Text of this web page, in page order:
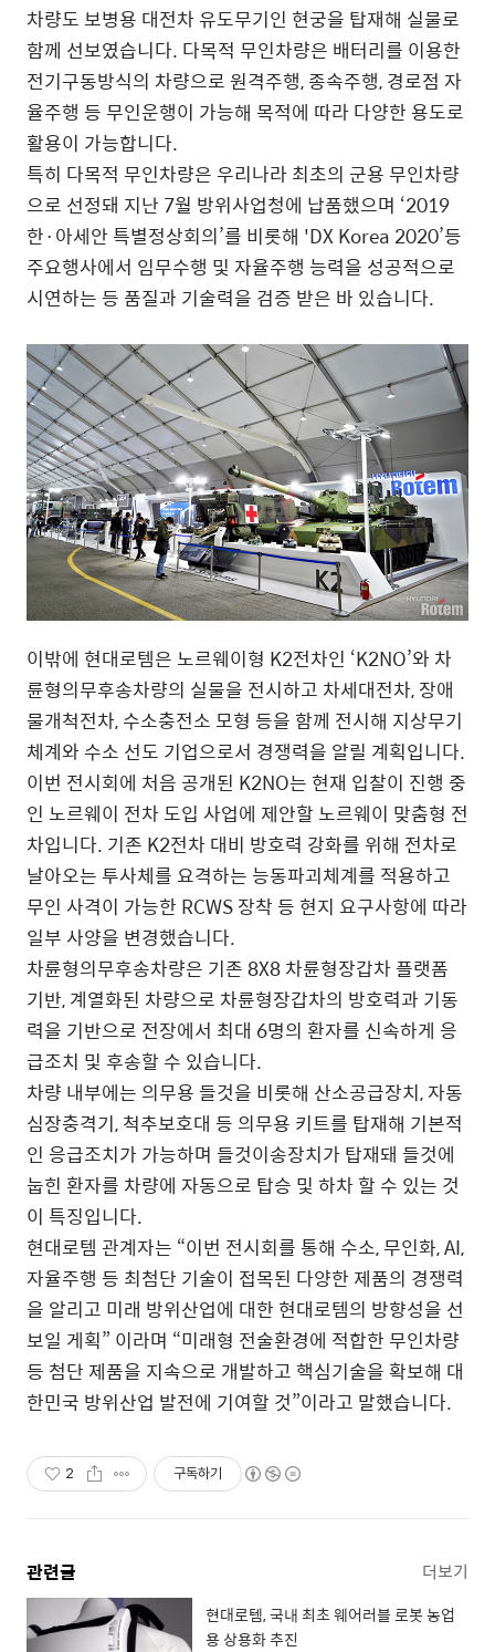
차량도 보병용 대전차 유도무기인 현궁을 탑재해 실물로
함께 선보였습니다. 다목적 무인차량은 배터리를 이용한
전기구동방식의 차량으로 원격주행, 종속주행, 경로점 자
율주행 등 무인운행이 가능해 목적에 따라 다양한 용도로
활용이 가능합니다.
특히 다목적 무인차량은 우리나라 최초의 군용 무인차량
으로 선정돼 지난 7월 방위사업청에 납품했으며 ‘2019
한·아세안 특별정상회의’를 비롯해 'DX Korea 2020’등
주요행사에서 임무수행 및 자율주행 능력을 성공적으로
시연하는 등 품질과 기술력을 검증 받은 바 있습니다.
이밖에 현대로템은 노르웨이형 K2전차인 ‘K2NO’와 차
륜형의무후송차량의 실물을 전시하고 차세대전차, 장애
물개척전차, 수소충전소 모형 등을 함께 전시해 지상무기
체계와 수소 선도 기업으로서 경쟁력을 알릴 계획입니다.
이번 전시회에 처음 공개된 K2NO는 현재 입찰이 진행 중
인 노르웨이 전차 도입 사업에 제안할 노르웨이 맞춤형 전
차입니다. 기존 K2전차 대비 방호력 강화를 위해 전차로
날아오는 투사체를 요격하는 능동파괴체계를 적용하고
무인 사격이 가능한 RCWS 장착 등 현지 요구사항에 따라
일부 사양을 변경했습니다.
차륜형의무후송차량은 기존 8X8 차륜형장갑차 플랫폼
기반, 계열화된 차량으로 차륜형장갑차의 방호력과 기동
력을 기반으로 전장에서 최대 6명의 환자를 신속하게 응
급조치 및 후송할 수 있습니다.
차량 내부에는 의무용 들것을 비롯해 산소공급장치, 자동
심장충격기, 척추보호대 등 의무용 키트를 탑재해 기본적
인 응급조치가 가능하며 들것이송장치가 탑재돼 들것에
눕힌 환자를 차량에 자동으로 탑승 및 하차 할 수 있는 것
이 특징입니다.
현대로템 관계자는 “이번 전시회를 통해 수소, 무인화, AI,
자율주행 등 최첨단 기술이 접목된 다양한 제품의 경쟁력
을 알리고 미래 방위산업에 대한 현대로템의 방향성을 선
보일 게획” 이라며 “미래형 전술환경에 적합한 무인차량
등 첨단 제품을 지속으로 개발하고 핵심기술을 확보해 대
한민국 방위산업 발전에 기여할 것”이라고 말했습니다.
2 구독하기
관련글 더보기
현대로템, 국내 최초 웨어러블 로봇 농업
용 상용화 추진